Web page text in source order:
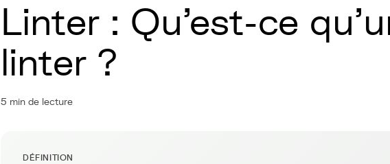
Linter : Qu'est-ce
linter ?
5 min de lecture
DÉFINITION